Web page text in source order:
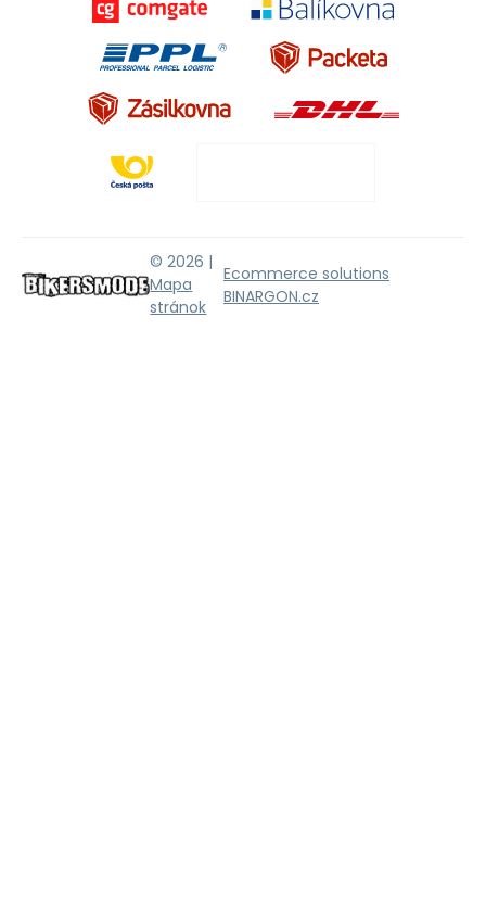
© 2026 |
Mapa
stránok
Ecommerce solutions
BINARGON.cz